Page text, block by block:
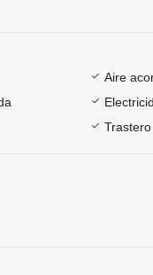
Aire
Trastero